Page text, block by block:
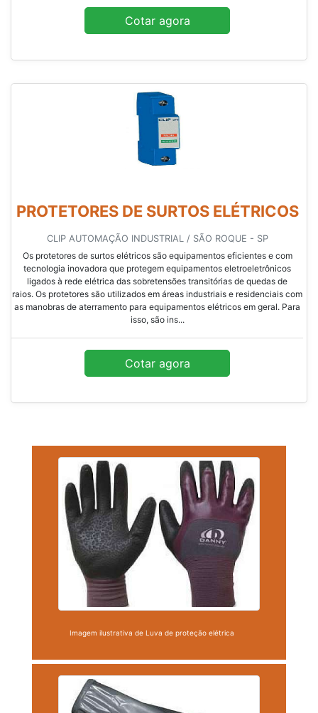
Cotar agora
PROTETORES DE SURTOS ELÉTRICOS
CLIP AUTOMAÇÃO INDUSTRIAL / SÃO ROQUE - SP
Os protetores de surtos elétricos são equipamentos eficientes e com
tecnologia inovadora que protegem equipamentos eletroeletrônicos
ligados à rede elétrica das sobretensões transitórias de quedas de
raios. Os protetores são utilizados em áreas industriais e residenciais com
as manobras de aterramento para equipamentos elétricos em geral. Para
isso, são ins...
Cotar agora
Imagem ilustrativa de Luva de proteção elétrica